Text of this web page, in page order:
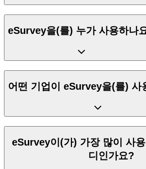
eSurvey을(를) 누가 사용하나
어떤 기업이 eSurvey을(를) 사
eSurvey이(가) 가장 많이 사
디인가요?